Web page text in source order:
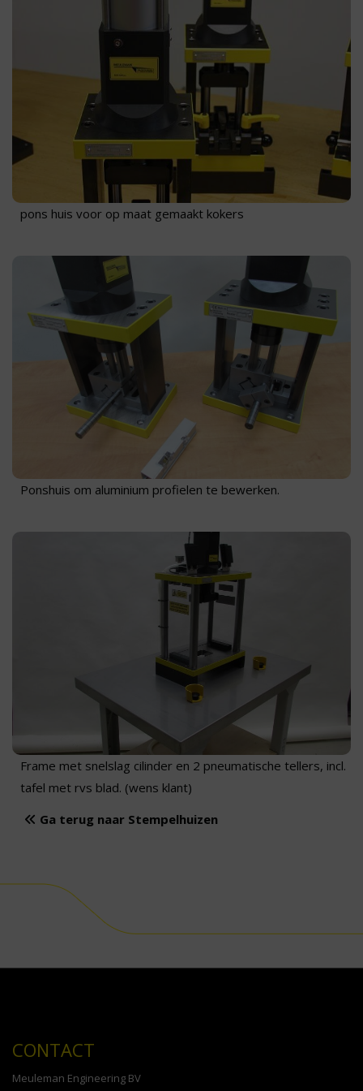
pons huis voor op maat gemaakt kokers
Ponshuis om aluminium profielen te bewerken.
Frame met snelslag cilinder en 2 pneumatische tellers, incl.
tafel met rvs blad. (wens klant)
Ga terug naar Stempelhuizen
CONTACT
Meuleman Engineering BV